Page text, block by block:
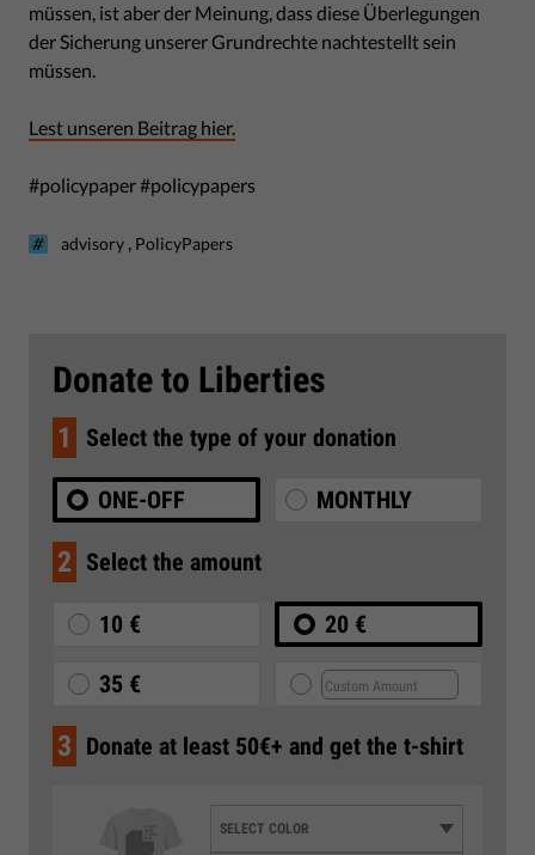
müssen, ist aber der Meinung, dass diese Überlegungen
der Sicherung unserer Grundrechte nachtestellt sein
müssen.
Lest unseren Beitrag hier.
#policypaper #policypapers
advisory , PolicyPapers
Donate to Liberties
1 Select the type of your donation
ONE-OFF MONTHLY
2 Select the amount
10 € 20 €
35 €
3 Donate at least 50€+ and get the t-shirt